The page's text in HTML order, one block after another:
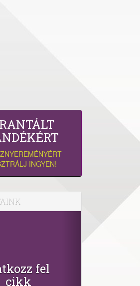
INGYEN!
Facebook
Oszd meg
-nyeremény növelés jár